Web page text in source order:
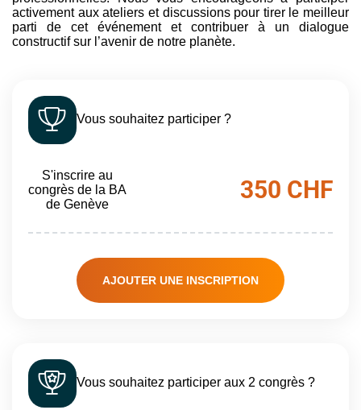
activement aux ateliers et discussions pour tirer le meilleur
parti de cet événement et contribuer à un dialogue
constructif sur l’avenir de notre planète.
Vous souhaitez participer ?
S'inscrire au
congrès de la BA
de Genève
350 CHF
AJOUTER UNE INSCRIPTION
Vous souhaitez participer aux 2 congrès ?